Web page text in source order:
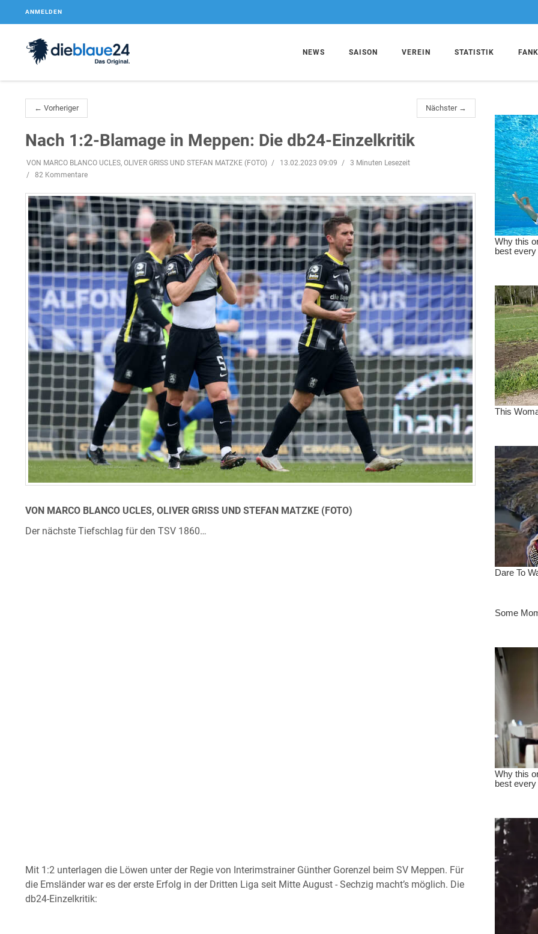
ANMELDEN
NEWS SAISON VEREIN STATISTIK
← Vorheriger Nächster →
Nach 1:2-Blamage in Meppen: Die db24-Einzelkritik
VON MARCO BLANCO UCLES, OLIVER GRISS UND STEFAN MATZKE (FOTO) 13.02.2023 09:09
3 Minuten Lesezeit
82 Kommentare
VON MARCO BLANCO UCLES, OLIVER GRISS UND STEFAN MATZKE (FOTO)
Der nächste Tiefschlag für den TSV 1860…
Mit 1:2 unterlagen die Löwen unter der Regie von Interimstrainer Günther Gorenzel beim SV Meppen. Für
die Emsländer war es der erste Erfolg in der Dritten Liga seit Mitte August - Sechzig macht’s möglich. Die
db24-Einzelkritik: